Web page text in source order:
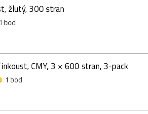
žlutý, 300 stran
1 bod
CMY, 3 × 600 stran, 3-pack
1 bod